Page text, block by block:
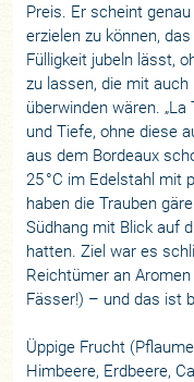
Preis. Er scheint
erzielen zu können,
Fülligkeit jubeln lässt,
zu lassen, die mit
überwinden wären.
und Tiefe, ohne diese
aus dem Bordeaux
25 °C im Edelstahl mit
haben die Trauben
Südhang mit Blick auf
hatten. Ziel war es
Reichtümer an
Fässer!) – und das ist
Üppige Frucht
Himbeere, Erdbeere,